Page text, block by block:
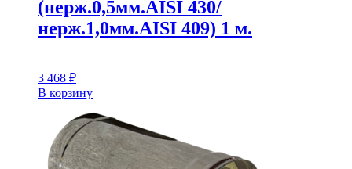
(нерж.0,5мм.AISI 430/
нерж.1,0мм.AISI 409) 1 м.
3 468 ₽
В корзину